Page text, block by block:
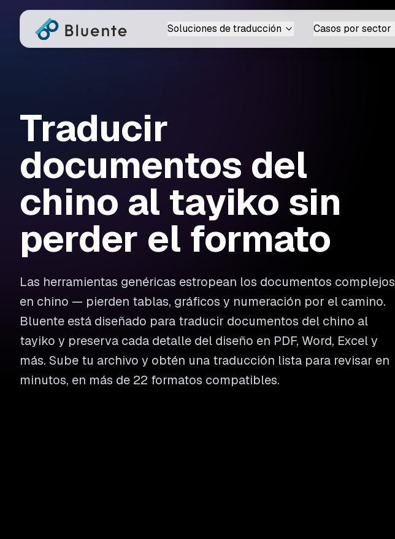
Soluciones de traducción Casos por sector
Traducir
documentos del
chino al tayiko sin
perder el formato
Las herramientas genéricas estropean los documentos complejos
en chino — pierden tablas, gráficos y numeración por el camino.
Bluente está diseñado para traducir documentos del chino al
tayiko y preserva cada detalle del diseño en PDF, Word, Excel y
más. Sube tu archivo y obtén una traducción lista para revisar en
minutos, en más de 22 formatos compatibles.